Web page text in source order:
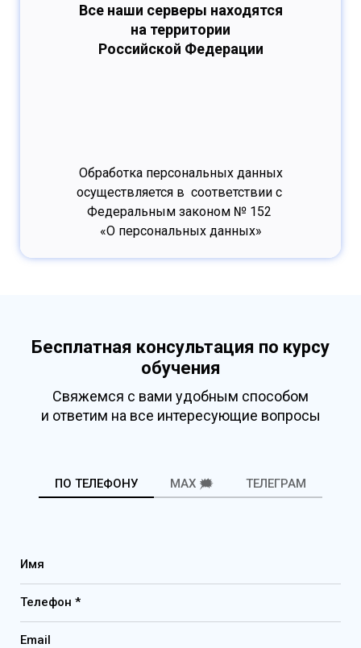
Все наши серверы находятся
на территории
Российской Федерации
Обработка персональных данных
осуществляется в соответствии с
Федеральным законом № 152
«О персональных данных»
Бесплатная консультация по курсу
обучения
Свяжемся с вами удобным способом
и ответим на все интересующие вопросы
ПО ТЕЛЕФОНУ MAX 🗯️ ТЕЛЕГРАМ
Имя
Телефон *
Email